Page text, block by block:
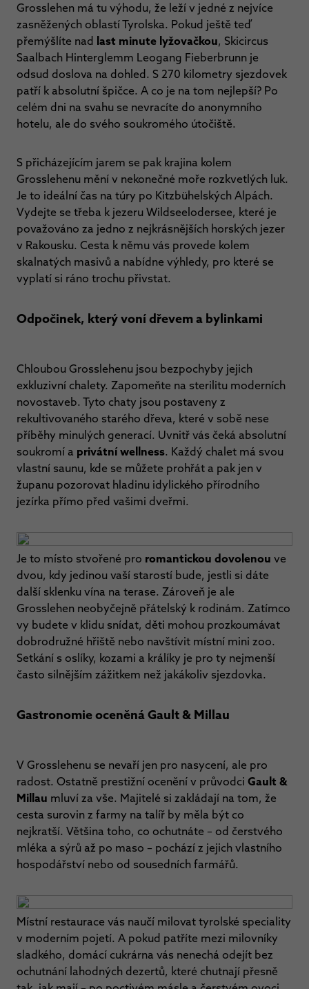
Grosslehen má tu výhodu, že leží v jedné z nejvíce
zasněžených oblastí Tyrolska. Pokud ještě teď
přemýšlíte nad last minute lyžovačkou, Skicircus
Saalbach Hinterglemm Leogang Fieberbrunn je
odsud doslova na dohled. S 270 kilometry sjezdovek
patří k absolutní špičce. A co je na tom nejlepší? Po
celém dni na svahu se nevracíte do anonymního
hotelu, ale do svého soukromého útočiště.
S přicházejícím jarem se pak krajina kolem
Grosslehenu mění v nekonečné moře rozkvetlých luk.
Je to ideální čas na túry po Kitzbühelských Alpách.
Vydejte se třeba k jezeru Wildseelodersee, které je
považováno za jedno z nejkrásnějších horských jezer
v Rakousku. Cesta k němu vás provede kolem
skalnatých masivů a nabídne výhledy, pro které se
vyplatí si ráno trochu přivstat.
Odpočinek, který voní dřevem a bylinkami
Chloubou Grosslehenu jsou bezpochyby jejich
exkluzivní chalety. Zapomeňte na sterilitu moderních
novostaveb. Tyto chaty jsou postaveny z
rekultivovaného starého dřeva, které v sobě nese
příběhy minulých generací. Uvnitř vás čeká absolutní
soukromí a privátní wellness. Každý chalet má svou
vlastní saunu, kde se můžete prohřát a pak jen v
županu pozorovat hladinu idylického přírodního
jezírka přímo před vašimi dveřmi.
Je to místo stvořené pro romantickou dovolenou ve
dvou, kdy jedinou vaší starostí bude, jestli si dáte
další sklenku vína na terase. Zároveň je ale
Grosslehen neobyčejně přátelský k rodinám. Zatímco
vy budete v klidu snídat, děti mohou prozkoumávat
dobrodružné hřiště nebo navštívit místní mini zoo.
Setkání s oslíky, kozami a králíky je pro ty nejmenší
často silnějším zážitkem než jakákoliv sjezdovka.
Gastronomie oceněná Gault & Millau
V Grosslehenu se nevaří jen pro nasycení, ale pro
radost. Ostatně prestižní ocenění v průvodci Gault &
Millau mluví za vše. Majitelé si zakládají na tom, že
cesta surovin z farmy na talíř by měla být co
nejkratší. Většina toho, co ochutnáte – od čerstvého
mléka a sýrů až po maso – pochází z jejich vlastního
hospodářství nebo od sousedních farmářů.
Místní restaurace vás naučí milovat tyrolské speciality
v moderním pojetí. A pokud patříte mezi milovníky
sladkého, domácí cukrárna vás nenechá odejít bez
ochutnání lahodných dezertů, které chutnají přesně